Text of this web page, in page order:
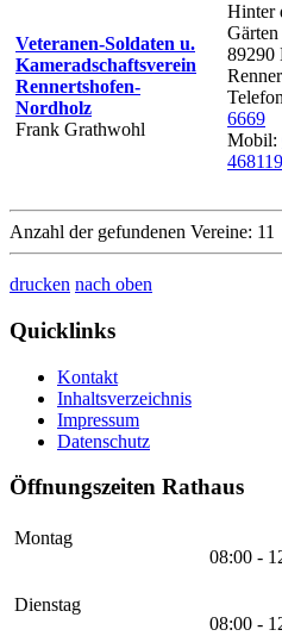
Veteranen-Soldaten u.
Kameradschaftsverein
Rennertshofen-
Nordholz
Frank Grathwohl
Hinter
Gärten
89290
6669
Mobil:
Anzahl der gefundenen Vereine: 11
drucken nach oben
Quicklinks
Kontakt
Inhaltsverzeichnis
Impressum
Datenschutz
Öffnungszeiten Rathaus
Montag
08:00 -
Dienstag
08:00 -